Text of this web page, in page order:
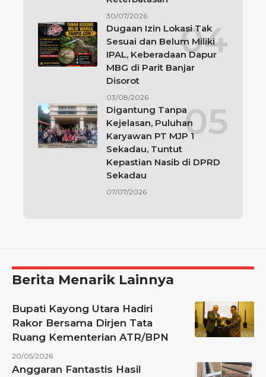
30/07/2026
Dugaan Izin Lokasi Tak
Sesuai dan Belum Miliki
IPAL, Keberadaan Dapur
MBG di Parit Banjar
Disorot
03/08/2026
Digantung Tanpa
Kejelasan, Puluhan
Karyawan PT MJP 1
Sekadau, Tuntut
Kepastian Nasib di DPRD
Sekadau
07/07/2026
Berita Menarik Lainnya
Bupati Kayong Utara Hadiri
Rakor Bersama Dirjen Tata
Ruang Kementerian ATR/BPN
20/05/2026
Anggaran Fantastis Hasil